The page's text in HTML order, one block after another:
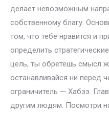
делает невозможным
собственному благу.
том, что тебе нравится и
определить
цель, ты обретешь смысл
останавливайся ни перед
ограничитель — Хабзэ.
другим людям. Посмотри